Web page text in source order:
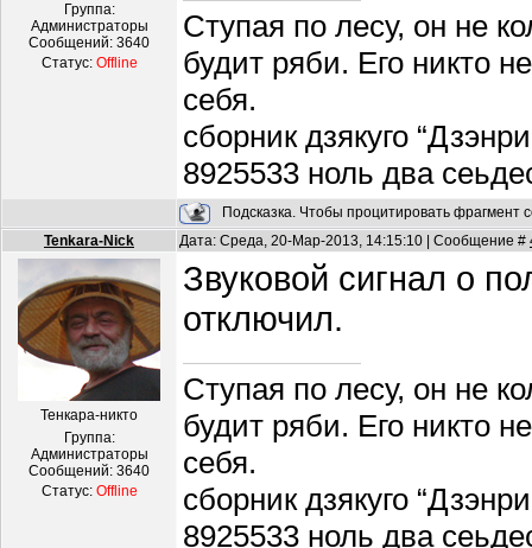
Группа:
Администраторы
Сообщений: 3640
Статус: Offline
Ступая по лесу, он не
будит ряби. Его никто
себя.
сборник дзякуго
8925533 ноль два
Подсказка. Чтобы процитировать фрагмент
Tenkara-Nick
Дата: Среда, 20-Мар-2013, 14:15:10 | Сообщение #
Тенкара-никто
Группа:
Администраторы
Сообщений: 3640
Статус: Offline
Звуковой сигнал о
отключил.
Ступая по лесу, он не
будит ряби. Его никто
себя.
сборник дзякуго
8925533 ноль два